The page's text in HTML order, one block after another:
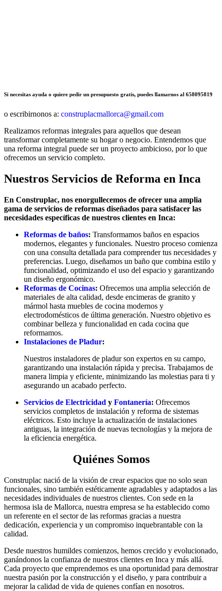
Si necesitas ayuda o quiere pedir un presupuesto gratis, puedes llamarnos al 658095819
o escribirnonos a: construplacmallorca@gmail.com
Realizamos reformas integrales para aquellos que desean
transformar completamente su hogar o negocio. Entendemos que
una reforma integral puede ser un proyecto ambicioso, por lo que
ofrecemos un servicio completo.
Nuestros Servicios de Reforma en Inca
En Construplac, nos enorgullecemos de ofrecer una amplia
gama de servicios de reformas diseñados para satisfacer las
necesidades específicas de nuestros clientes en Inca:
Reformas de baños: Transformamos baños en espacios
modernos, elegantes y funcionales. Nuestro proceso comienza
con una consulta detallada para comprender tus necesidades y
preferencias. Luego, diseñamos un baño que combina estilo y
funcionalidad, optimizando el uso del espacio y garantizando
un diseño ergonómico.
Reformas de Cocinas: Ofrecemos una amplia selección de
materiales de alta calidad, desde encimeras de granito y
mármol hasta muebles de cocina modernos y
electrodomésticos de última generación. Nuestro objetivo es
combinar belleza y funcionalidad en cada cocina que
reformamos.
Instalaciones de Pladur:
Nuestros instaladores de pladur son expertos en su campo,
garantizando una instalación rápida y precisa. Trabajamos de
manera limpia y eficiente, minimizando las molestias para ti y
asegurando un acabado perfecto.
Servicios de Electricidad y Fontanería: Ofrecemos
servicios completos de instalación y reforma de sistemas
eléctricos. Esto incluye la actualización de instalaciones
antiguas, la integración de nuevas tecnologías y la mejora de
la eficiencia energética.
Quiénes Somos
Construplac nació de la visión de crear espacios que no solo sean
funcionales, sino también estéticamente agradables y adaptados a las
necesidades individuales de nuestros clientes. Con sede en la
hermosa isla de Mallorca, nuestra empresa se ha establecido como
un referente en el sector de las reformas gracias a nuestra
dedicación, experiencia y un compromiso inquebrantable con la
calidad.
Desde nuestros humildes comienzos, hemos crecido y evolucionado,
ganándonos la confianza de nuestros clientes en Inca y más allá.
Cada proyecto que emprendemos es una oportunidad para demostrar
nuestra pasión por la construcción y el diseño, y para contribuir a
mejorar la calidad de vida de quienes confían en nosotros.